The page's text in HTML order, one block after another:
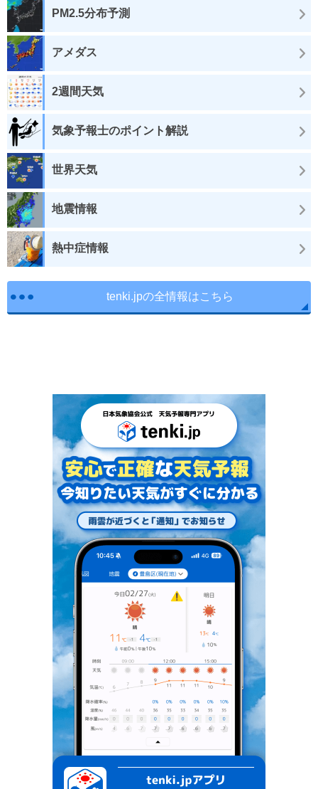
PM2.5分布予測
アメダス
2週間天気
気象予報士のポイント解説
世界天気
地震情報
熱中症情報
tenki.jpの全情報はこちら